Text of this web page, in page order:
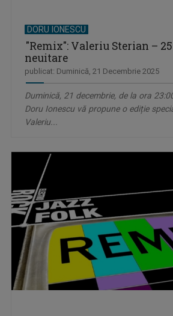
DORU IONESCU
"Remix": Valeriu Sterian –
neuitare
publicat: Duminică, 21 Decembrie 2025
Duminică, 21 decembrie, de la ora
Doru Ionescu vă propune o ediție
Valeriu...